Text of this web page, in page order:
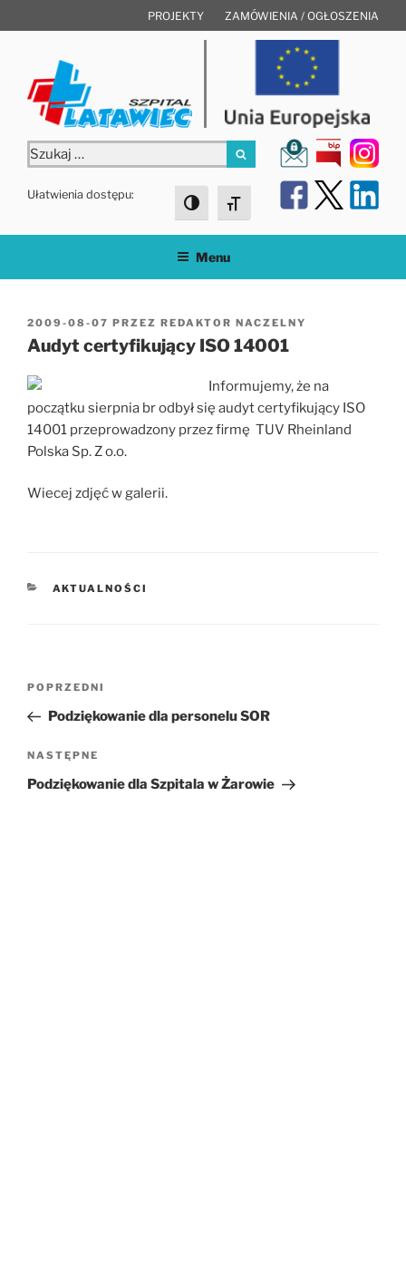
do
PROJEKTY ZAMÓWIENIA / OGŁOSZENIA
Szukaj:
Szukaj
Ułatwienia dostępu:
Toggle High Contrast
Toggle Font size
Menu
OPUBLIKOWANE
W
2009-08-07 PRZEZ REDAKTOR NACZELNY
Audyt certyfikujący ISO 14001
Informujemy, że na
początku sierpnia br odbył się audyt certyfikujący ISO
14001 przeprowadzony przez firmę TUV Rheinland
Polska Sp. Z o.o.
Wiecej zdjęć w galerii.
KATEGORIE
AKTUALNOŚCI
wpisu
Poprzedni
wpis
POPRZEDNI
Podziękowanie dla personelu SOR
Następny
wpis
NASTĘPNE
Podziękowanie dla Szpitala w Żarowie